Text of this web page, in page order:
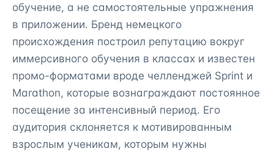
обучение, а не самостоятельные упражнения
в приложении. Бренд немецкого
происхождения построил репутацию вокруг
иммерсивного обучения в классах и известен
промо-форматами вроде челленджей Sprint и
Marathon, которые вознаграждают постоянное
посещение за интенсивный период. Его
аудитория склоняется к мотивированным
взрослым ученикам, которым нужны